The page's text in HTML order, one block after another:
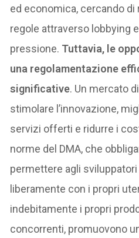
ed economica, cercando
regole attraverso lobbying
pressione. Tuttavia, le
una regolamentazione
significative. Un mercato
stimolare l’innovazione,
servizi offerti e ridurre i
norme del DMA, che
permettere agli
liberamente con i propri
indebitamente i propri
concorrenti, promuovono